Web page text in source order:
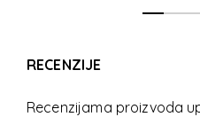
RECENZIJE
Recenzijama proizvoda